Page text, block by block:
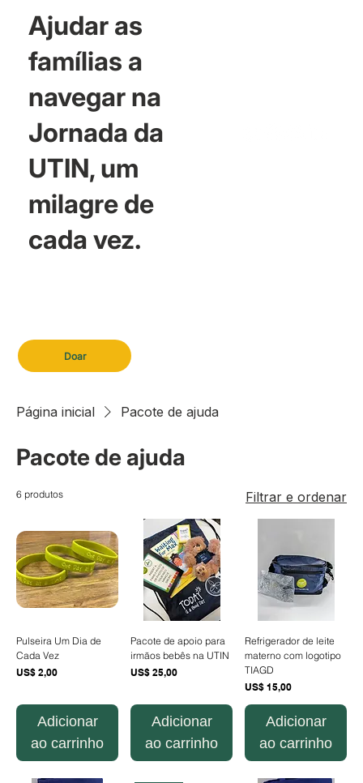
Doar
Ajudar as
famílias a
navegar na
Jornada da
UTIN, um
milagre de
cada vez.
Página inicial Pacote de ajuda
Pacote de ajuda
6 produtos Filtrar e ordenar
Pulseira Um Dia de
Cada Vez
Preço
US$ 2,00
Adicionar
ao carrinho
Pacote de apoio para
irmãos bebês na UTIN
Preço
US$ 25,00
Adicionar
ao carrinho
Refrigerador de leite
materno com logotipo
TIAGD
Preço
US$ 15,00
Adicionar
ao carrinho